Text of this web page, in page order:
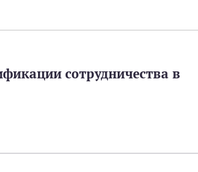
сотрудничества в